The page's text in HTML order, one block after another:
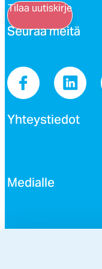
Tilaa uutiskirje
Seu­raa mei­tä
Yh­teys­tie­dot
Me­dial­le